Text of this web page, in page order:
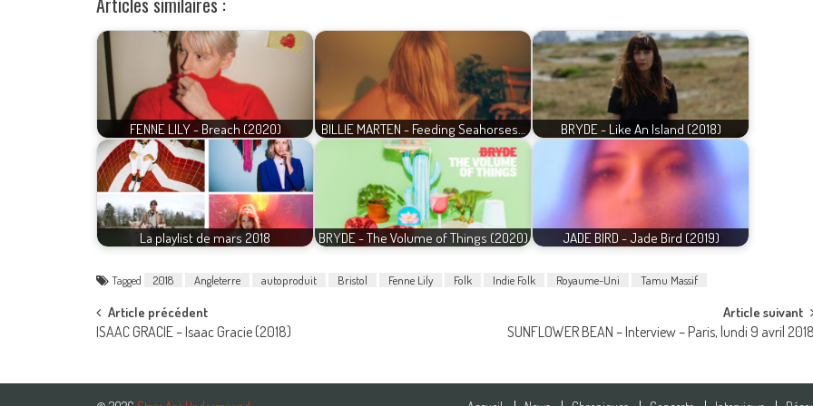
FENNE LILY - Breach (2020) BILLIE MARTEN - Feeding Seahorses… BRYDE - Like An Island (2018)
La playlist de mars 2018 BRYDE - The Volume of Things (2020) JADE BIRD - Jade Bird (2019)
Tagged 2018 Angleterre autoproduit Bristol Fenne Lily Folk Indie Folk Royaume-Uni Tamu Massif
Post
Article précédent
ISAAC GRACIE – Isaac Gracie (2018)
Article suivant
SUNFLOWER BEAN – Interview – Paris, lundi 9 avril